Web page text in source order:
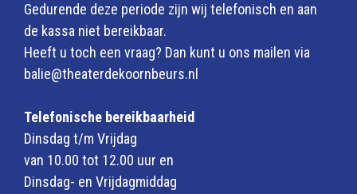
Gedurende deze periode zijn wij telefonisch en aan
de kassa niet bereikbaar.
Heeft u toch een vraag? Dan kunt u ons mailen via
balie@theaterdekoornbeurs.nl
Telefonische bereikbaarheid
Dinsdag t/m Vrijdag
van 10.00 tot 12.00 uur en
Dinsdag- en Vrijdagmiddag